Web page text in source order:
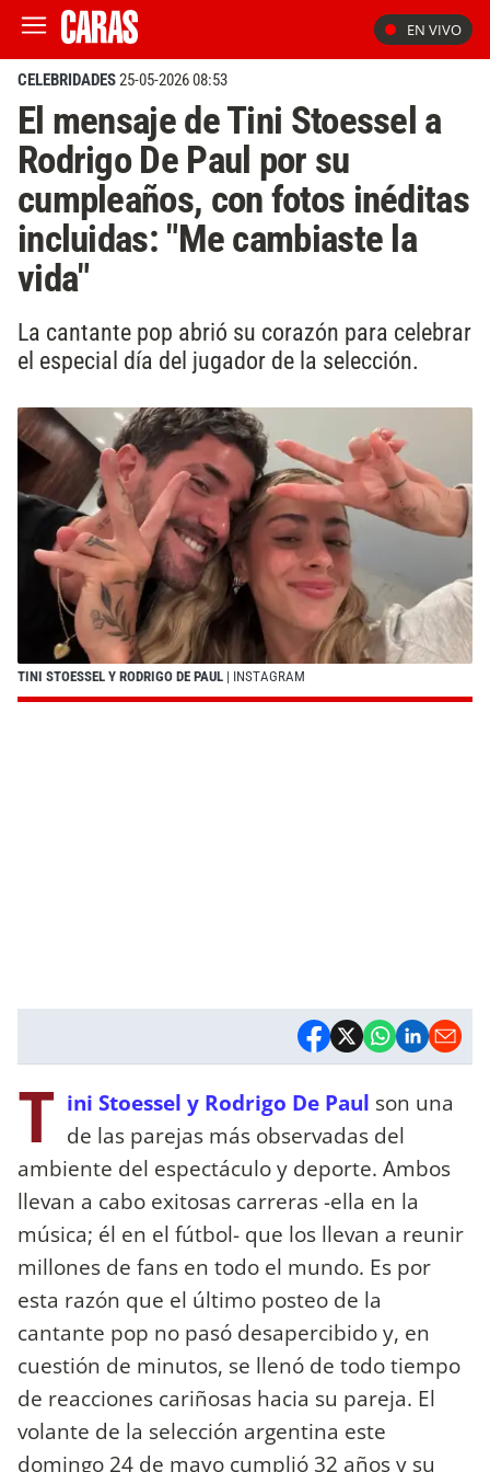
EN VIVO
CELEBRIDADES25-05-2026 08:53
El mensaje de Tini Stoessel a
Rodrigo De Paul por su
cumpleaños, con fotos inéditas
incluidas: "Me cambiaste la
vida"
La cantante pop abrió su corazón para celebrar
el especial día del jugador de la selección.
TINI STOESSEL Y RODRIGO DE PAUL | INSTAGRAM
T ini Stoessel y Rodrigo De Paul son una
de las parejas más observadas del
ambiente del espectáculo y deporte. Ambos
llevan a cabo exitosas carreras -ella en la
música; él en el fútbol- que los llevan a reunir
millones de fans en todo el mundo. Es por
esta razón que el último posteo de la
cantante pop no pasó desapercibido y, en
cuestión de minutos, se llenó de todo tiempo
de reacciones cariñosas hacia su pareja. El
volante de la selección argentina este
domingo 24 de mayo cumplió 32 años y su